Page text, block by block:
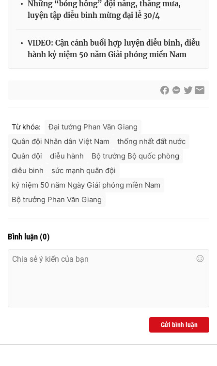
Những “bóng hồng” đội nắng, thắng mưa,
luyện tập diễu binh mừng đại lễ 30/4
VIDEO: Cận cảnh buổi hợp luyện diễu binh, diễu
hành kỷ niệm 50 năm Giải phóng miền Nam
Từ khóa:
Đại tướng Phan Văn Giang
Quân đội Nhân dân Việt Nam
thống nhất đất nước
Quân đội
diễu hành
Bộ trưởng Bộ quốc phòng
diễu binh
sức mạnh quân đội
kỷ niệm 50 năm Ngày Giải phóng miền Nam
Bộ trưởng Phan Văn Giang
Bình luận (0)
Gửi bình luận